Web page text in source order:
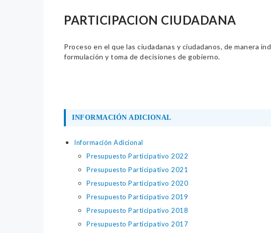
PARTICIPACION CIUDADANA
Proceso en el que las ciudadanas y ciudadanos, de manera
formulación y toma de decisiones de gobierno.
INFORMACIÓN ADICIONAL
Información Adicional
Presupuesto Participativo 2022
Presupuesto Participativo 2021
Presupuesto Participativo 2020
Presupuesto Participativo 2019
Presupuesto Participativo 2018
Presupuesto Participativo 2017